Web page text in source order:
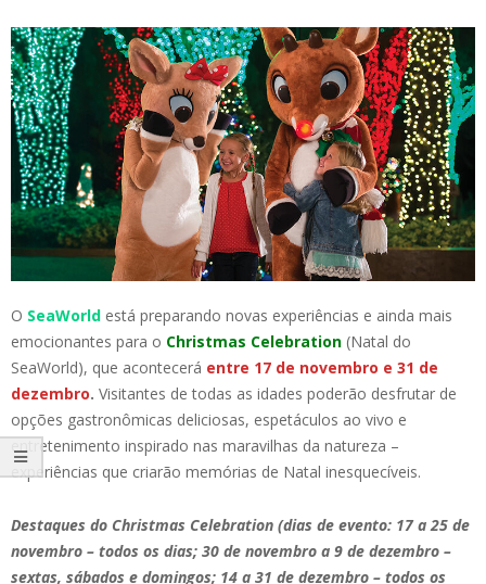
O SeaWorld está preparando novas experiências e ainda mais
emocionantes para o Christmas Celebration (Natal do
SeaWorld), que acontecerá entre 17 de novembro e 31 de
dezembro. Visitantes de todas as idades poderão desfrutar de
opções gastronômicas deliciosas, espetáculos ao vivo e
entretenimento inspirado nas maravilhas da natureza –
experiências que criarão memórias de Natal inesquecíveis.
Destaques do Christmas Celebration (dias de evento: 17 a 25 de
novembro – todos os dias; 30 de novembro a 9 de dezembro –
sextas, sábados e domingos; 14 a 31 de dezembro – todos os